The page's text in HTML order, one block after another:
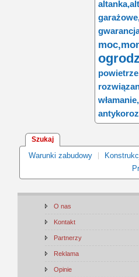
altanka,
moc,
włamanie,
Szukaj
Warunki zabudowy
O nas
Kontakt
Partnerzy
Reklama
Opinie